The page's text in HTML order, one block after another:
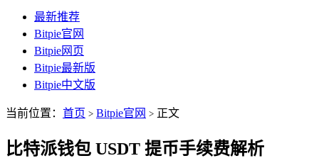
最新推荐
Bitpie官网
Bitpie网页
Bitpie最新版
Bitpie中文版
当前位置： 首页 > Bitpie官网 > 正文
比特派钱包 USDT 提币手续费解析